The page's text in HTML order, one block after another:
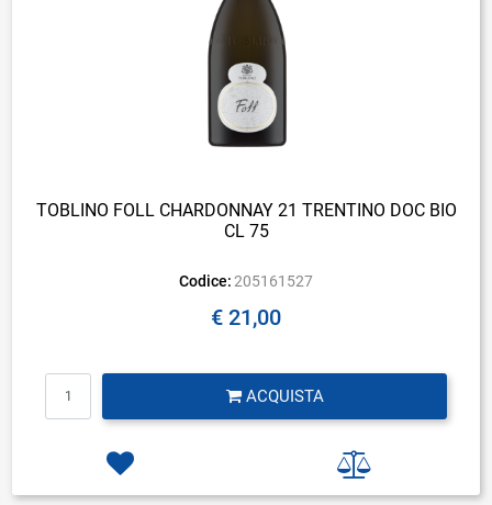
TOBLINO FOLL CHARDONNAY 21 TRENTINO DOC BIO
CL 75
Codice: 205161527
€ 21,00
ACQUISTA